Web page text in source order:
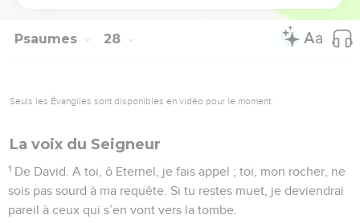
Psaumes 28
Seuls les Évangiles sont disponibles en vidéo pour le moment.
La voix du Seigneur
1 De David. A toi, ô Eternel, je fais appel ; toi, mon rocher, ne
sois pas sourd à ma requête. Si tu restes muet, je deviendrai
pareil à ceux qui s’en vont vers la tombe.